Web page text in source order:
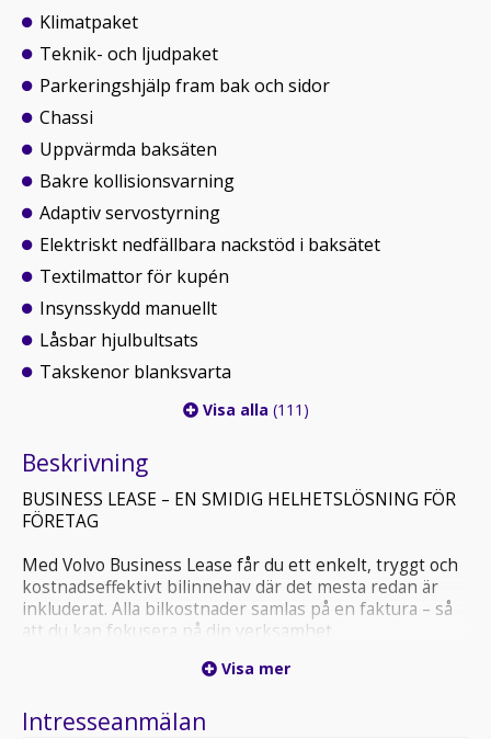
Klimatpaket
Teknik- och ljudpaket
Parkeringshjälp fram bak och sidor
Chassi
Uppvärmda baksäten
Bakre kollisionsvarning
Adaptiv servostyrning
Elektriskt nedfällbara nackstöd i baksätet
Textilmattor för kupén
Insynsskydd manuellt
Låsbar hjulbultsats
Takskenor blanksvarta
Visa alla (111)
Beskrivning
BUSINESS LEASE – EN SMIDIG HELHETSLÖSNING FÖR
FÖRETAG
Med Volvo Business Lease får du ett enkelt, tryggt och
kostnadseffektivt bilinnehav där det mesta redan är
inkluderat. Alla bilkostnader samlas på en faktura – så
att du kan fokusera på din verksamhet.
? Full kostnadskontroll – allt på en faktura
Finansieringen sker via Ziklo Bank utan uppläggnings-
Visa mer
Intresseanmälan